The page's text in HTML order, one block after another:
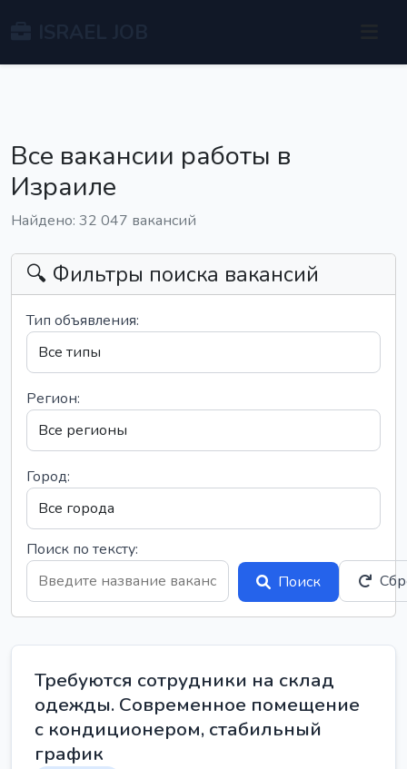
Все вакансии работы в
Израиле
Найдено: 32 047 вакансий
🔍 Фильтры поиска вакансий
Тип объявления:
Регион:
Город:
Поиск по тексту:
Поиск
Требуются сотрудники на склад
одежды. Современное помещение
с кондиционером, стабильный
график